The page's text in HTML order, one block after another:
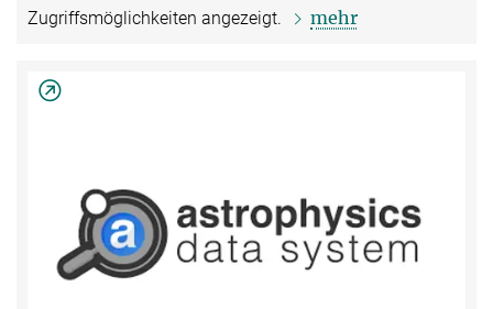
Zugriffsmöglichkeiten angezeigt.
mehr